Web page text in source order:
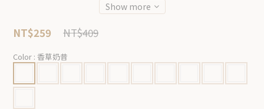
Show more
NT$409
NT$259
Color : 香草奶昔